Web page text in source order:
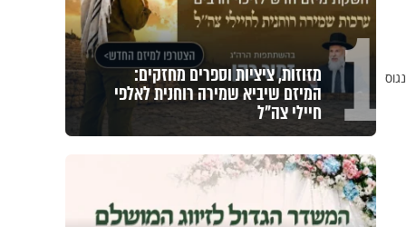
1 מזוזות, ציציות וספרים מחזקים:
המיזם שיביא שמירה רוחנית לאלפי
חיילי צה"ל